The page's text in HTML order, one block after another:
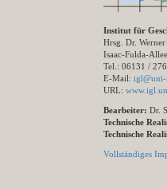
Institut für
Hrsg. Dr.
Isaac-Fulda-
Tel.: 06131 /
E-Mail: igl@uni-
URL:
Bearbeiter: Dr.
Technische
Technische
Vollständiges